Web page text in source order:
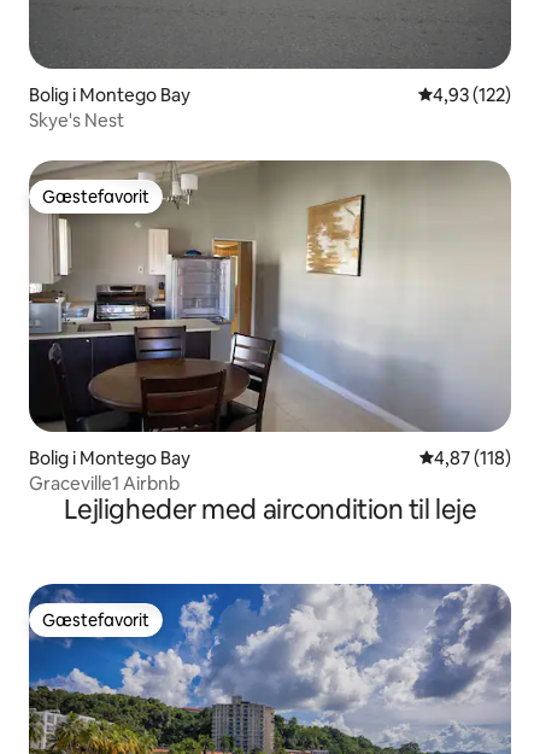
Bolig i Montego Bay 4,93 ud af 5 i
4,93 (122)
Skye's Nest
Gæstefavorit
Gæstefavorit
Bolig i Montego Bay 4,87 ud af 5 i
4,87 (118)
Graceville1 Airbnb
Lejligheder med aircondition til leje
Gæstefavorit
Gæstefavorit